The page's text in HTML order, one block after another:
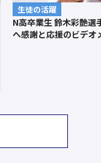
生徒の活躍
N高卒業生 鈴木彩艶選
へ感謝と応援のビデオ